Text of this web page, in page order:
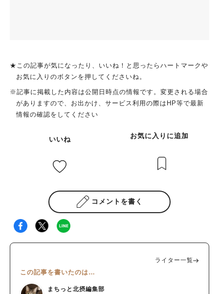
★この記事が気になったり、いいね！と思ったらハートマークや
お気に入りのボタンを押してくださいね。
※記事に掲載した内容は公開日時点の情報です。変更される場合
がありますので、お出かけ、サービス利用の際はHP等で最新
情報の確認をしてください
いいね お気に入りに追加
コメントを書く
ライター一覧
この記事を書いたのは…
まちっと北摂編集部